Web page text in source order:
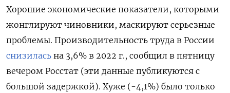
Хорошие экономические показатели, которыми
жонглируют чиновники, маскируют серьезные
проблемы. Производительность труда в России
снизилась на 3,6% в 2022 г., сообщил в пятницу
вечером Росстат (эти данные публикуются с
большой задержкой). Хуже (-4,1%) было только